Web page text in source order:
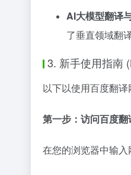
AI大模型翻译
了垂直领域翻
3. 新手使用指南
以下以使用百度翻
第一步：访问百度翻
在您的浏览器中输入